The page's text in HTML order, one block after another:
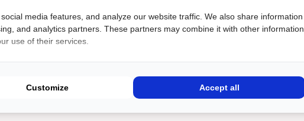
Automerk: BMW Auto typen: E30 Specifiek voor: Drift
media features, and analyze our website traffic. We also share information
and analytics partners. These partners may combine it with other information
use of their services.
Customize Accept all